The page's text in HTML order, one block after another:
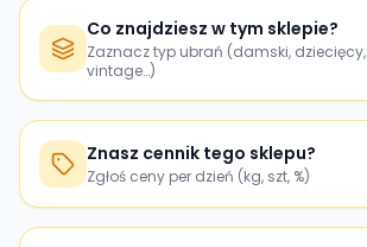
Co znajdziesz w tym sklepie?
Zaznacz typ ubrań (damski, dziecięcy,
vintage…)
Znasz cennik tego sklepu?
Zgłoś ceny per dzień (kg, szt, %)